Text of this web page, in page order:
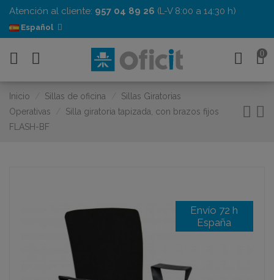
Atención al cliente: 957 04 89 26 (L-V 8:00 a 14:30 h)
Español
0
Inicio Sillas de oficina
Sillas Giratorias
Operativas
Silla giratoria tapizada, con brazos fijos
FLASH-BF
Envío 72 h
España